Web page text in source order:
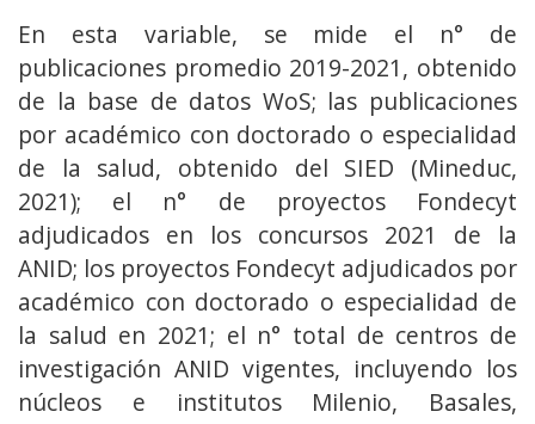
En esta variable, se mide el n° de
publicaciones promedio 2019-2021, obtenido
de la base de datos WoS; las publicaciones
por académico con doctorado o especialidad
de la salud, obtenido del SIED (Mineduc,
2021); el n° de proyectos Fondecyt
adjudicados en los concursos 2021 de la
ANID; los proyectos Fondecyt adjudicados por
académico con doctorado o especialidad de
la salud en 2021; el n° total de centros de
investigación ANID vigentes, incluyendo los
núcleos e institutos Milenio, Basales,